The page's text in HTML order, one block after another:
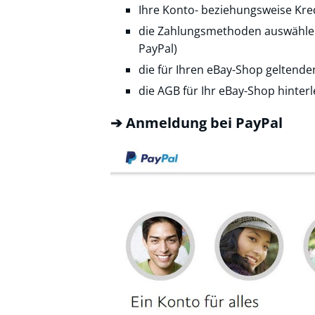
Ihre Konto- beziehungsweise
die Zahlungsmethoden
PayPal)
die für Ihren eBay-Shop
die AGB für Ihr eBay-Shop
➔ Anmeldung bei PayPal